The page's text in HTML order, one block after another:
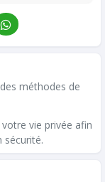
méthodes de
vie privée afin
sécurité.